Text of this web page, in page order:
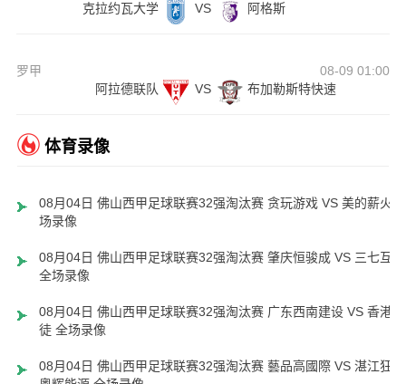
克拉约瓦大学
VS 阿格斯
罗甲
08-09 01:00
阿拉德联队
VS 布加勒斯特快速
体育录像
08月04日 佛山西甲足球联赛32强淘汰赛 贪玩游戏 VS 美的薪火
场录像
08月04日 佛山西甲足球联赛32强淘汰赛 肇庆恒骏成 VS 三七互娱
全场录像
08月04日 佛山西甲足球联赛32强淘汰赛 广东西南建设 VS 香港圣
徒 全场录像
08月04日 佛山西甲足球联赛32强淘汰赛 藝品高國際 VS 湛江狂狼